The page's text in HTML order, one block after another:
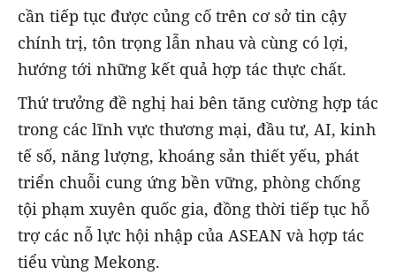
cần tiếp tục được củng cố trên cơ sở tin cậy
chính trị, tôn trọng lẫn nhau và cùng có lợi,
hướng tới những kết quả hợp tác thực chất.
Thứ trưởng đề nghị hai bên tăng cường hợp tác
trong các lĩnh vực thương mại, đầu tư, AI, kinh
tế số, năng lượng, khoáng sản thiết yếu, phát
triển chuỗi cung ứng bền vững, phòng chống
tội phạm xuyên quốc gia, đồng thời tiếp tục hỗ
trợ các nỗ lực hội nhập của ASEAN và hợp tác
tiểu vùng Mekong.